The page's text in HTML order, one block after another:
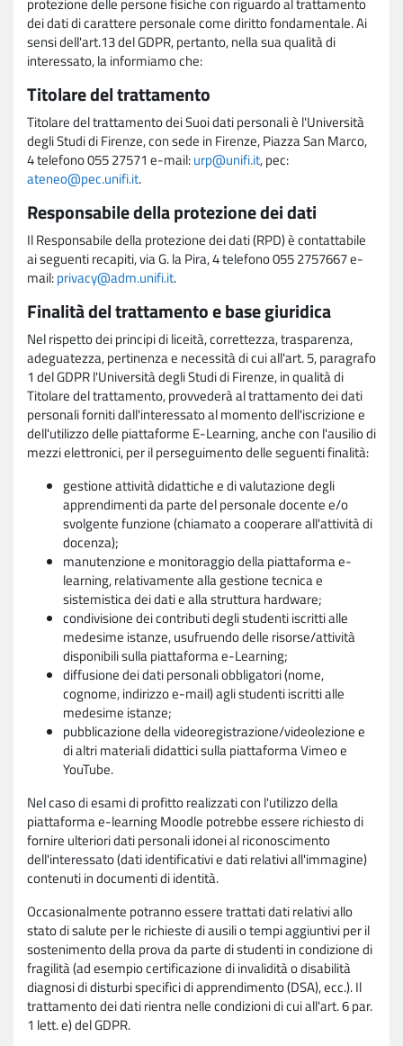
dei dati di carattere personale come diritto fondamentale. Ai
sensi dell'art.13 del GDPR, pertanto, nella sua qualità di
interessato, la informiamo che:
Titolare del trattamento
Titolare del trattamento dei Suoi dati personali è l'Università
degli Studi di Firenze, con sede in Firenze, Piazza San Marco,
4 telefono 055 27571 e-mail:urp@unifi.it, pec:
ateneo@pec.unifi.it.
Responsabile della protezione dei dati
Il Responsabile della protezione dei dati (RPD) è contattabile
ai seguenti recapiti, via G. la Pira, 4 telefono 055 2757667 e-
mail:privacy@adm.unifi.it.
Finalità del trattamento e base giuridica
Nel rispetto dei principi di liceità, correttezza, trasparenza,
adeguatezza, pertinenza e necessità di cui all'art. 5, paragrafo
1 del GDPR l'Università degli Studi di Firenze, in qualità di
Titolare del trattamento, provvederà al trattamento dei dati
personali forniti dall'interessato al momento dell'iscrizione e
dell'utilizzo delle piattaforme E-Learning, anche con l'ausilio di
mezzi elettronici, per il perseguimento delle seguenti finalità:
gestione attività didattiche e di valutazione degli
apprendimenti da parte del personale docente e/o
svolgente funzione (chiamato a cooperare all'attività di
docenza);
manutenzione e monitoraggio della piattaforma e-
learning, relativamente alla gestione tecnica e
sistemistica dei dati e alla struttura hardware;
condivisione dei contributi degli studenti iscritti alle
medesime istanze, usufruendo delle risorse/attività
disponibili sulla piattaforma e-Learning;
diffusione dei dati personali obbligatori (nome,
cognome, indirizzo e-mail) agli studenti iscritti alle
medesime istanze;
pubblicazione della videoregistrazione/videolezione e
di altri materiali didattici sulla piattaforma Vimeo e
YouTube.
Nel caso di esami di profitto realizzati con l'utilizzo della
piattaforma e-learning Moodle potrebbe essere richiesto di
fornire ulteriori dati personali idonei al riconoscimento
dell'interessato (dati identificativi e dati relativi all'immagine)
contenuti in documenti di identità.
Occasionalmente potranno essere trattati dati relativi allo
stato di salute per le richieste di ausili o tempi aggiuntivi per il
sostenimento della prova da parte di studenti in condizione di
fragilità (ad esempio certificazione di invalidità o disabilità
diagnosi di disturbi specifici di apprendimento (DSA), ecc.). Il
trattamento dei dati rientra nelle condizioni di cui all'art. 6 par.
1 lett. e) del GDPR.